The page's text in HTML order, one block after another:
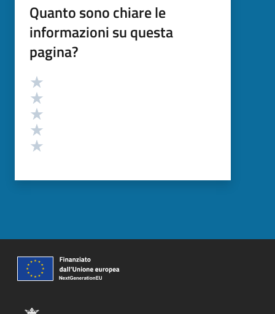
Quanto sono chiare le
informazioni su questa
pagina?
Valutazione